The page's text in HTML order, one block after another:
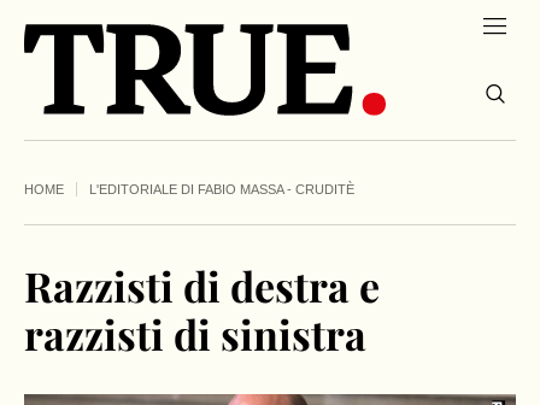
HOME L'EDITORIALE DI FABIO MASSA - CRUDITÈ
Razzisti di destra e
razzisti di sinistra